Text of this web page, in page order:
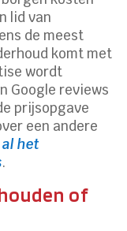
lid van
de meest
komt met
wordt
Google reviews
prijsopgave
een andere
al het
.
of